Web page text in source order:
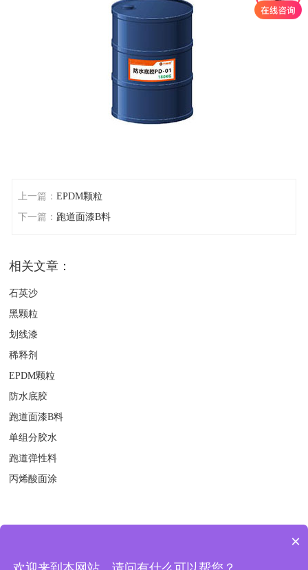
上一篇：EPDM颗粒
下一篇： 跑道面漆B料
相关文章：
石英沙
黑颗粒
划线漆
稀释剂
EPDM颗粒
防水底胶
跑道面漆B料
单组分胶水
跑道弹性料
丙烯酸面涂
版权所有 © 2018-2021 扬州绿宝人造草坪有限公司 地址：中国 江苏
×